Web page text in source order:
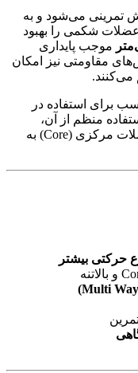
تمرینی می‌شود و به
شکمی را بهبود
موجب پایداری
مقاومتی نیز امکان
می‌کنند.
برای استفاده در
منظم از آن،
عضلات شکم، پهلو، سرشانه، بازوها و عضلات مرکزی (Core) به
حرکتی بیشتر